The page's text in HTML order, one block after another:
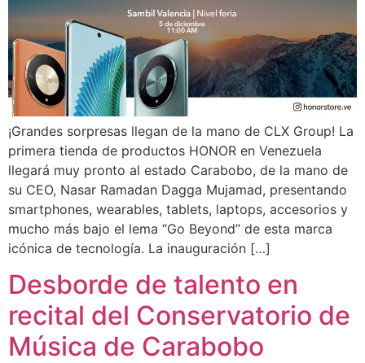
¡Grandes sorpresas llegan de la mano de CLX Group! La
primera tienda de productos HONOR en Venezuela
llegará muy pronto al estado Carabobo, de la mano de
su CEO, Nasar Ramadan Dagga Mujamad, presentando
smartphones, wearables, tablets, laptops, accesorios y
mucho más bajo el lema “Go Beyond” de esta marca
icónica de tecnología. La inauguración […]
Desborde de talento en
recital del Conservatorio de
Música de Carabobo